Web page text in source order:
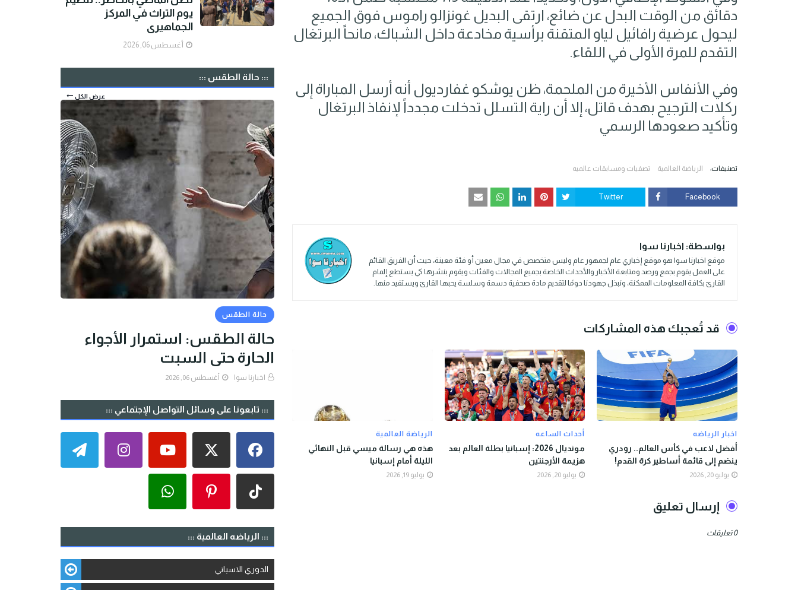
دقائق من الوقت البدل عن ضائع، ارتقى البديل غونزالو راموس فوق الجميع
ليحول عرضية رافائيل لياو المتقنة برأسية مخادعة داخل الشباك، مانحاً البرتغال
التقدم للمرة الأولى في اللقاء.
وفي الأنفاس الأخيرة من الملحمة، ظن يوشكو غفارديول أنه أرسل المباراة إلى
ركلات الترجيح بهدف قاتل، إلا أن راية التسلل تدخلت مجدداً لإنقاذ البرتغال
وتأكيد صعودها الرسمي
تصنيفات: الرياضة العالمية تصفيات ومسابقات عالميه
Facebook
Twitter
بواسطة: اخبارنا سوا
موقع اخبارنا سوا هو موقع إخباري عام لجمهور عام وليس متخصص في مجال معين أو فئة معينة، حيث أن الفريق القائم
على العمل يقوم بجمع ورصد ومتابعة الأخبار والأحداث الخاصة بجميع المجالات والفئات ويقوم بنشرها كي يستطع إلمام
القارئ بكافة المعلومات الممكنة، ونبذل جهودنا دومًا لتقديم مادة صحفية دسمة وسلسة يحبها القارئ ويستفيد منها.
قد تُعجبك هذه المشاركات
اخبار الرياضه
أفضل لاعب في كأس العالم.. رودري
ينضم إلى قائمة أساطير كرة القدم!
يوليو 20, 2026
أحداث الساعه
مونديال 2026: إسبانيا بطلة العالم بعد
هزيمة الأرجنتين
يوليو 20, 2026
الرياضة العالمية
هذه هي رسالة ميسي قبل النهائي
الليلة أمام إسبانيا
يوليو 19, 2026
إرسال تعليق
0 تعليقات
يوم التراث في المركز
الجماهيري
أغسطس 06, 2026
::: حالة الطقس :::
عرض الكل
حالة الطقس
حالة الطقس: استمرار الأجواء
الحارة حتى السبت
اخبارنا سوا أغسطس 06, 2026
::: تابعونا على وسائل التواصل الإجتماعي :::
::: الرياضه العالمية :::
الدوري الاسباني